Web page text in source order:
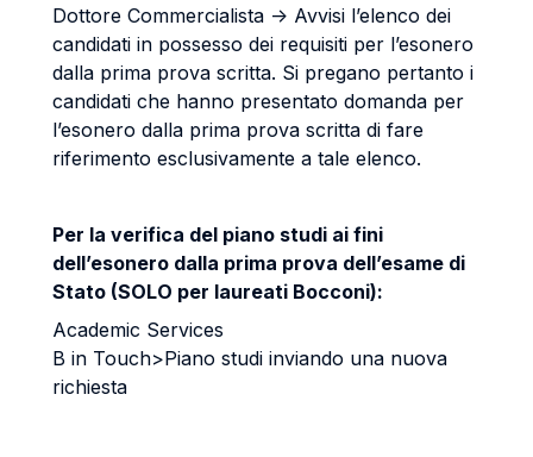
Dottore Commercialista -> Avvisi l’elenco dei
candidati in possesso dei requisiti per l’esonero
dalla prima prova scritta. Si pregano pertanto i
candidati che hanno presentato domanda per
l’esonero dalla prima prova scritta di fare
riferimento esclusivamente a tale elenco.
Per la verifica del piano studi ai fini
dell’esonero dalla prima prova dell’esame di
Stato (SOLO per laureati Bocconi):
Academic Services
B in Touch>Piano studi inviando una nuova
richiesta